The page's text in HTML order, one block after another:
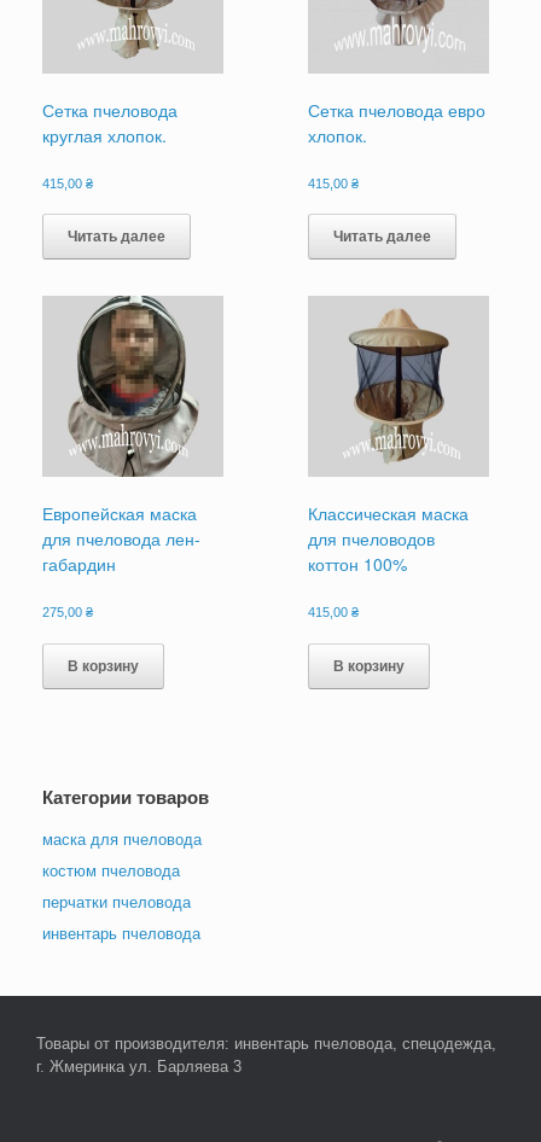
Сетка пчеловода
круглая хлопок.
415,00 ₴
Читать далее
Сетка пчеловода евро
хлопок.
415,00₴
Читать далее
Европейская маска
для пчеловода лен-
габардин
275,00 ₴
В корзину
Классическая маска
для пчеловодов
коттон 100%
415,00₴
В корзину
Категории товаров
маска для пчеловода
костюм пчеловода
перчатки пчеловода
инвентарь пчеловода
Товары от производителя: инвентарь пчеловода, спецодежда,
г. Жмеринка ул. Барляева 3